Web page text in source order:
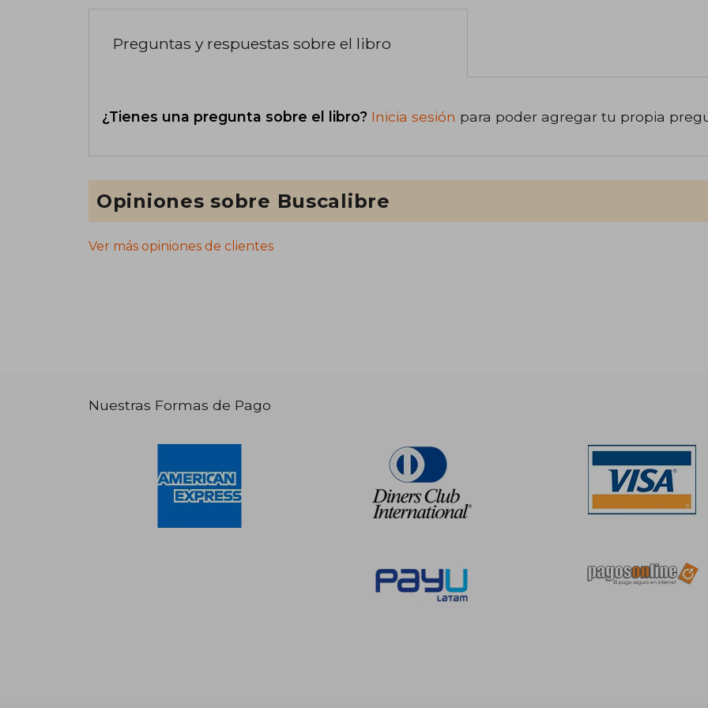
Preguntas y respuestas sobre el libro
¿Tienes una pregunta sobre el libro? Inicia sesión para poder agregar tu propia
Opiniones sobre Buscalibre
Ver más opiniones de clientes
Nuestras Formas de Pago